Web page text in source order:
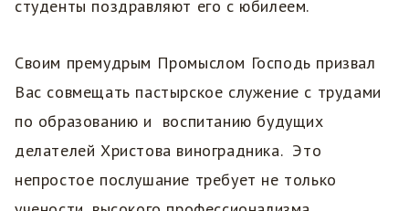
студенты поздравляют его с юбилеем.
Своим премудрым Промыслом Господь призвал
Вас совмещать пастырское служение с трудами
по образованию и воспитанию будущих
делателей Христова виноградника. Это
непростое послушание требует не только